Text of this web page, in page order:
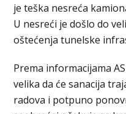
je teška nesreća
U nesreći je došlo do
oštećenja tunelske
Prema informacijama
velika da će sanacija
radova i potpuno